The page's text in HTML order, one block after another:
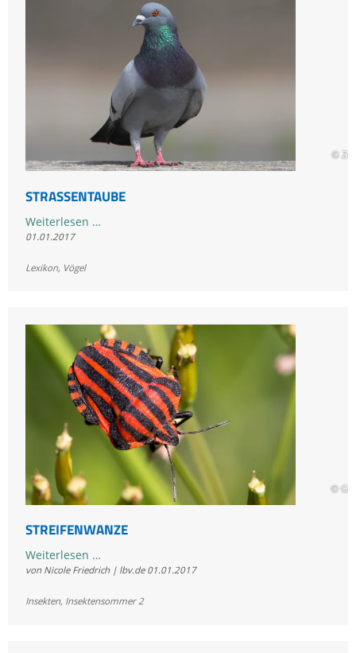
©
STRASSENTAUBE
Weiterlesen …
01.01.2017
Lexikon, Vögel
©
STREIFENWANZE
Weiterlesen …Streifenwanze
von Nicole Friedrich | lbv.de 01.01.2017
Insekten, Insektensommer 2